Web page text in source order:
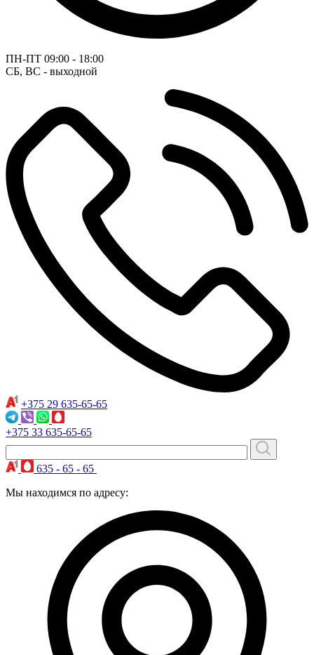
ПН-ПТ 09:00 - 18:00
СБ, ВС - выходной
+375 29 635-65-65
+375 33 635-65-65
635 - 65 - 65
Мы находимся по адресу: